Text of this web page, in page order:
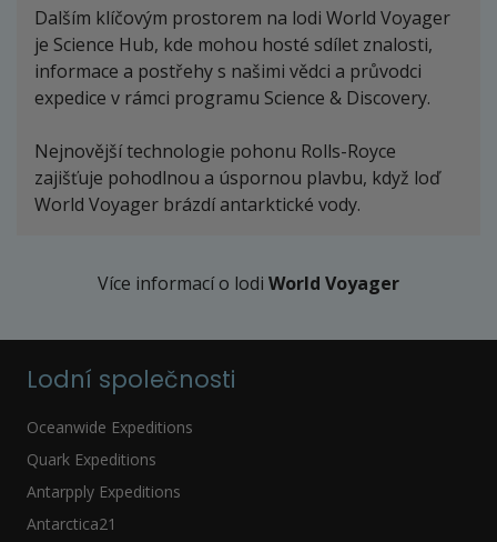
Dalším klíčovým prostorem na lodi World Voyager
je Science Hub, kde mohou hosté sdílet znalosti,
informace a postřehy s našimi vědci a průvodci
expedice v rámci programu Science & Discovery.
Nejnovější technologie pohonu Rolls-Royce
zajišťuje pohodlnou a úspornou plavbu, když loď
World Voyager brázdí antarktické vody.
Více informací o lodi World Voyager
Lodní společnosti
Oceanwide Expeditions
Quark Expeditions
Antarpply Expeditions
Antarctica21